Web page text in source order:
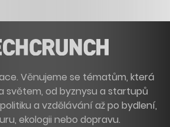
Věnujeme se tématům, která
světem, od byznysu a startupů
a vzdělávání až po bydlení,
ekologii nebo dopravu.